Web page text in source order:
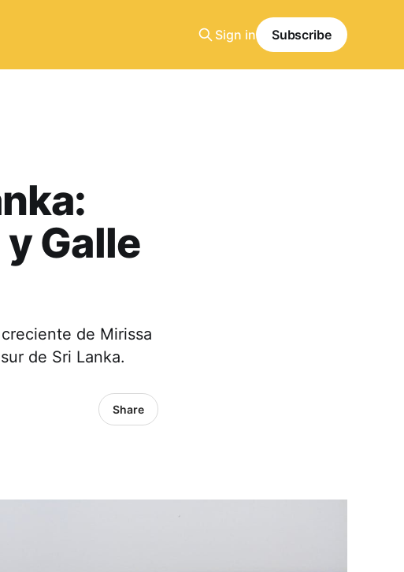
Sign in Subscribe
Galle
de Mirissa
de Sri Lanka.
Share